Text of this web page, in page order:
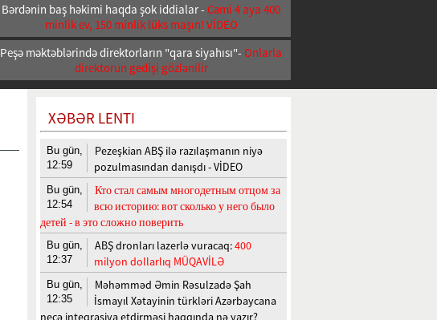
Bərdənin baş həkimi haqda şok iddialar - Cəmi 4 aya 400
minlik ev, 150 minlik lüks maşın! VİDEO
Peşə məktəblərində direktorların "qara siyahısı"- Onlarla
direktorun gedişi gözlənilir
XƏBƏR LENTI
Bu gün,
12:59
Pezeşkian ABŞ ilə razılaşmanın niyə
pozulmasından danışdı - VİDEO
Bu gün,
12:54
Кто стал самым многодетным отцом за
всю историю: вот сколько у него было
детей - в это сложно поверить
Bu gün,
12:37
ABŞ dronları lazerlə vuracaq:400
milyon dollarlıq MÜQAVİLƏ
Bu gün,
12:35
Məhəmməd Əmin Rəsulzadə Şah
İsmayıl Xətayinin türkləri Azərbaycana
necə inteqrasiya etdirməsi haqqında nə yazır?